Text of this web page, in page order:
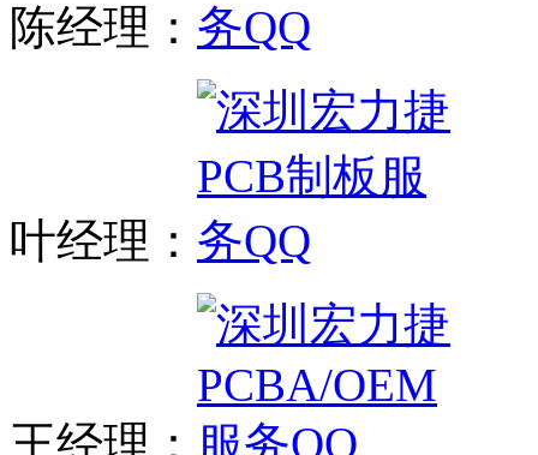
陈经理：
叶经理：
王经理：